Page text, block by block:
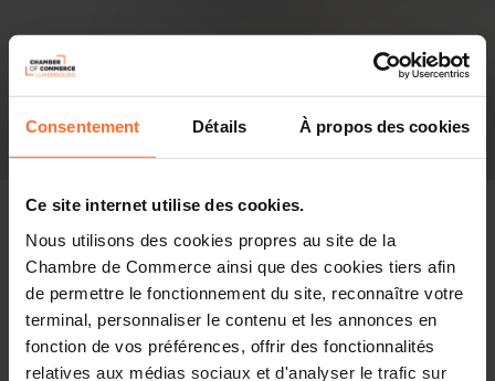
Consentement Détails À propos des cookies
Ce site internet utilise des cookies.
Nous utilisons des cookies propres au site de la
Chambre de Commerce ainsi que des cookies tiers afin
de permettre le fonctionnement du site, reconnaître votre
terminal, personnaliser le contenu et les annonces en
fonction de vos préférences, offrir des fonctionnalités
relatives aux médias sociaux et d'analyser le trafic sur
Pressespiegel
Diesen Artikel teilen